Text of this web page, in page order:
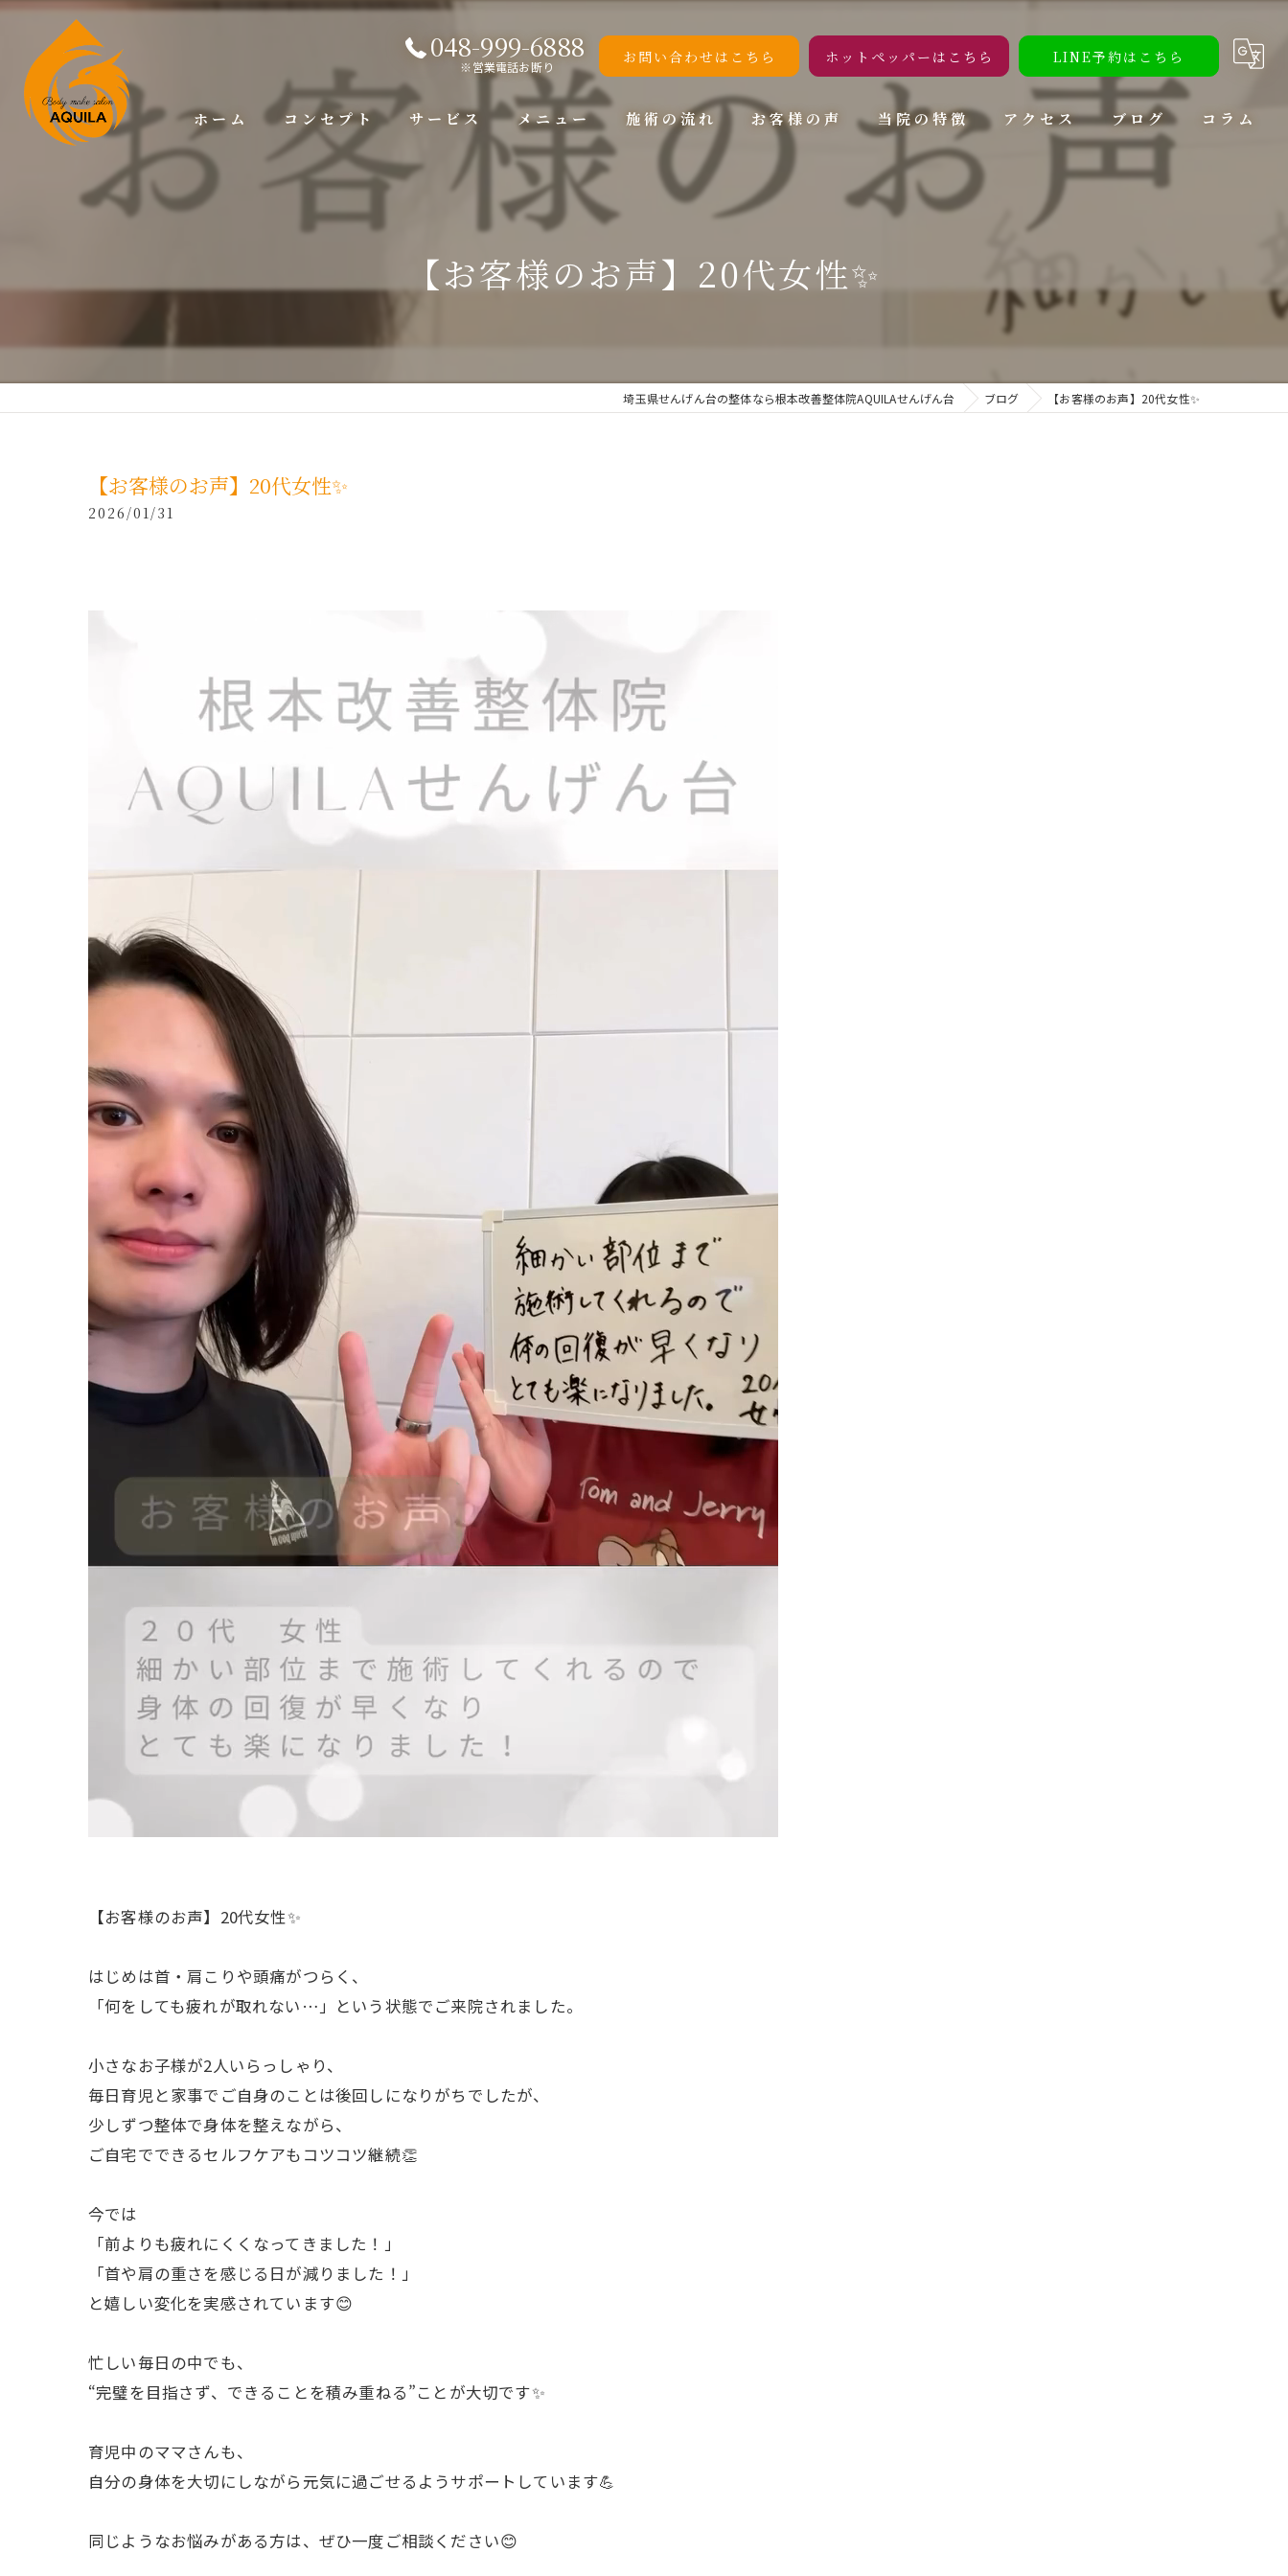
048-999-6888
※営業電話お断り
お問い合わせはこちら ホットペッパーはこちら LINE予約はこちら
ホーム コンセプト サービス メニュー 施術の流れ お客様の声 当院の特徴
腰痛
アクセス ブログ コラム
【お客様のお声】20代女性✨
埼玉県せんげん台の整体なら根本改善整体院AQUILAせんげん台 ブログ 【お客様のお声】20代女性✨
【お客様のお声】20代女性✨
2026/01/31
【お客様のお声】20代女性✨
はじめは首・肩こりや頭痛がつらく、
「何をしても疲れが取れない…」という状態でご来院されました。
小さなお子様が2人いらっしゃり、
毎日育児と家事でご自身のことは後回しになりがちでしたが、
少しずつ整体で身体を整えながら、
ご自宅でできるセルフケアもコツコツ継続👏
今では
「前よりも疲れにくくなってきました！」
「首や肩の重さを感じる日が減りました！」
と嬉しい変化を実感されています😊
忙しい毎日の中でも、
“完璧を目指さず、できることを積み重ねる”ことが大切です✨
育児中のママさんも、
自分の身体を大切にしながら元気に過ごせるようサポートしています💪
同じようなお悩みがある方は、ぜひ一度ご相談ください😊